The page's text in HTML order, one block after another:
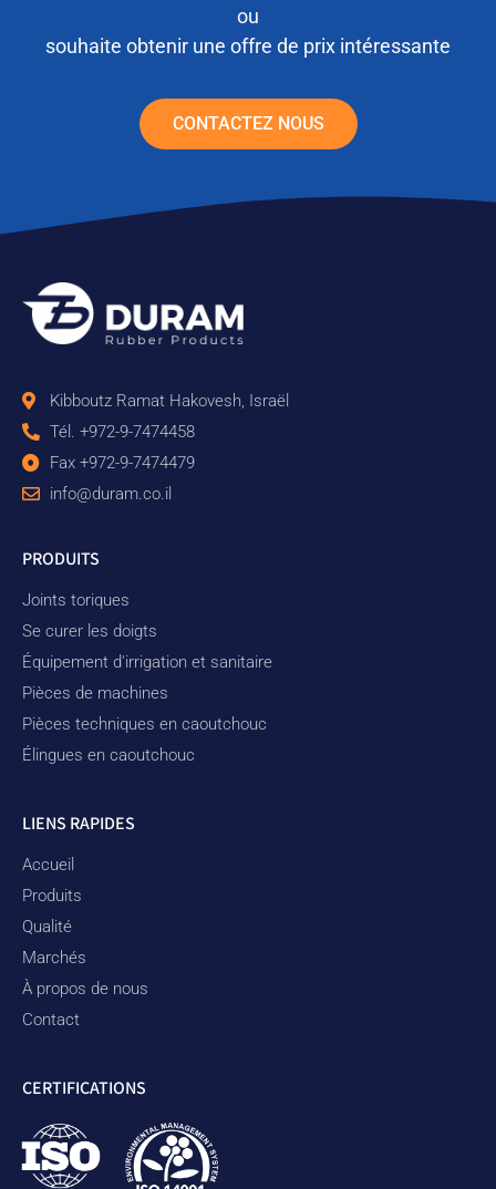
ou
souhaite obtenir une offre de prix intéressante
CONTACTEZ NOUS
Kibboutz Ramat Hakovesh, Israël
Tél. +972-9-7474458
Fax +972-9-7474479
info@duram.co.il
PRODUITS
Joints toriques
Se curer les doigts
Équipement d'irrigation et sanitaire
Pièces de machines
Pièces techniques en caoutchouc
Élingues en caoutchouc
LIENS RAPIDES
Accueil
Produits
Qualité
Marchés
À propos de nous
Contact
CERTIFICATIONS